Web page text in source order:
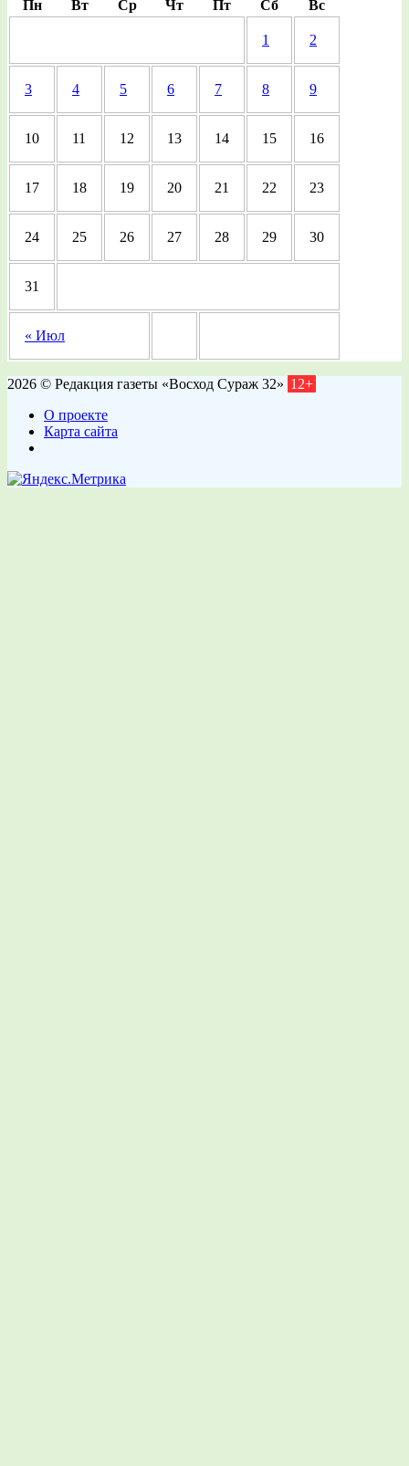
Пн Вт Ср Чт Пт Сб Вс
« Июл
1 2
3 4 5 6 7 8 9
10 11 12 13 14 15 16
17 18 19 20 21 22 23
24 25 26 27 28 29 30
31
2026 © Редакция газеты «Восход Сураж 32» 12+
О проекте
Карта сайта